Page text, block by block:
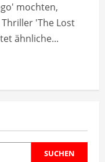
mochten,
'The Lost
ähnliche...
SUCHEN